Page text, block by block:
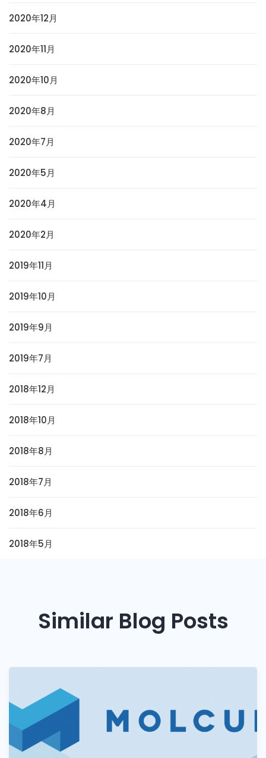
2020年12月
2020年11月
2020年10月
2020年8月
2020年7月
2020年5月
2020年4月
2020年2月
2019年11月
2019年10月
2019年9月
2019年7月
2018年12月
2018年10月
2018年8月
2018年7月
2018年6月
2018年5月
Similar Blog Posts